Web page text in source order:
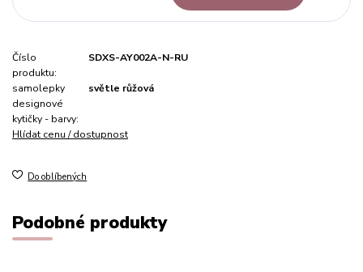
Číslo
produktu:
SDXS-AY002A-N-RU
samolepky
designové
kytičky - barvy:
světle růžová
Hlídat cenu / dostupnost
Do oblíbených
Podobné produkty